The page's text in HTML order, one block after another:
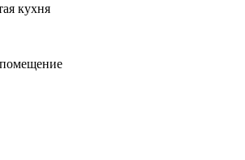
кухня